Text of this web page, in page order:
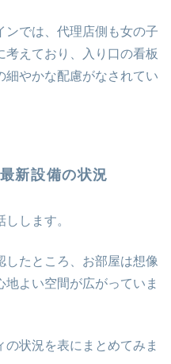
ンでは、代理店側も女の子
えており、入り口の看板
細やかな配慮がなされてい
新設備の状況
します。
たところ、お部屋は想像
地よい空間が広がっていま
の状況を表にまとめてみま